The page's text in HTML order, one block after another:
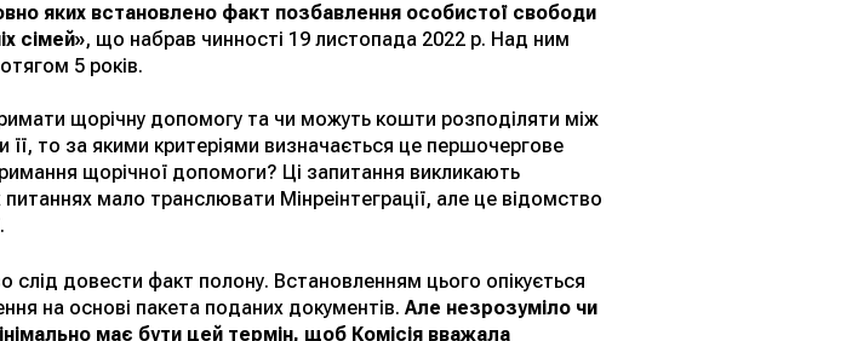
яких встановлено факт позбавлення особистої свободи
сімей», що набрав чинності 19 листопада 2022 р. Над ним
5 років.
щорічну допомогу та чи можуть кошти розподіляти між
то за якими критеріями визначається це першочергове
щорічної допомоги? Ці запитання викликають
мало транслювати Мінреінтеграції, але це відомство
довести факт полону. Встановленням цього опікується
на основі пакета поданих документів. Але незрозуміло чи
має бути цей термін, щоб Комісія вважала